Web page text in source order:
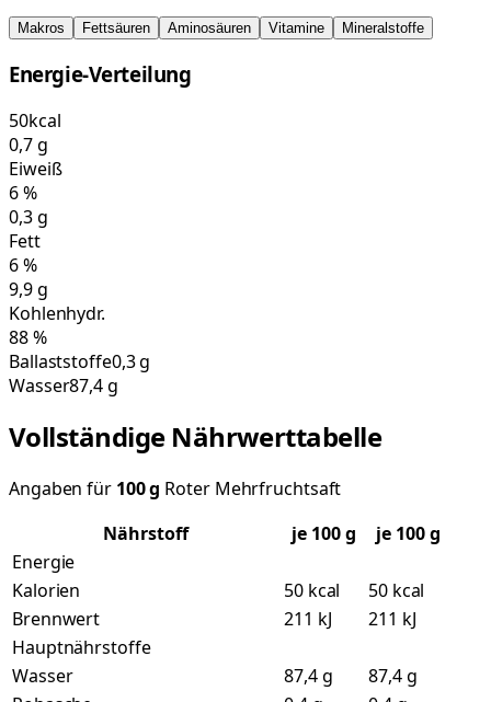
Makros Fettsäuren Aminosäuren Vitamine Mineralstoffe
Energie-Verteilung
50kcal
0,7g
Eiweiß
6%
0,3g
Fett
6%
9,9g
Kohlenhydr.
88%
Ballaststoffe0,3 g
Wasser87,4 g
Vollständige Nährwerttabelle
Angaben für 100g Roter Mehrfruchtsaft
Nährstoff
je 100g
je 100 g
Energie
Kalorien
50 kcal
50 kcal
Brennwert
211 kJ
211 kJ
Hauptnährstoffe
Wasser
87,4 g
87,4 g